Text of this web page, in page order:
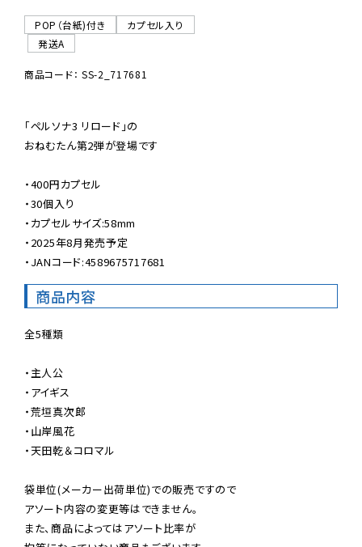
POP（台紙)付き
カプセル入り
発送A
商品コード： SS-2_717681
「ペルソナ3 リロード」の
おねむたん第2弾が登場です
・400円カプセル
・30個入り
・カプセルサイズ:58mm
・2025年8月発売予定
・JANコード:4589675717681
商品内容
全5種類
・主人公
・アイギス
・荒垣真次郎
・山岸風花
・天田乾＆コロマル
袋単位(メーカー出荷単位)での販売ですので
アソート内容の変更等はできません。
また、商品によってはアソート比率が